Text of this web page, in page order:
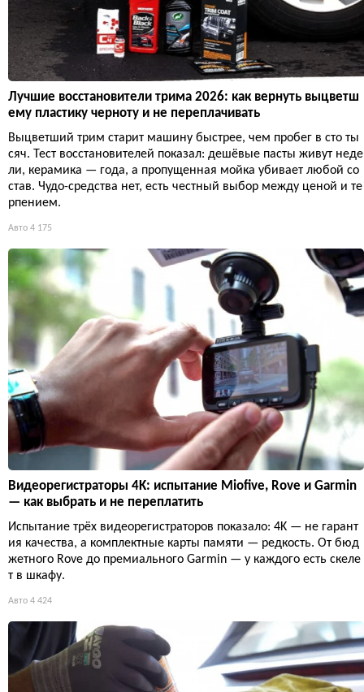
Лучшие восстановители трима 2026: как вернуть выцветш
ему пластику черноту и не переплачивать
Выцветший трим старит машину быстрее, чем пробег в сто ты
сяч. Тест восстановителей показал: дешёвые пасты живут неде
ли, керамика — года, а пропущенная мойка убивает любой со
став. Чудо-средства нет, есть честный выбор между ценой и те
рпением.
Авто 4 175
Видеорегистраторы 4K: испытание Miofive, Rove и Garmin
— как выбрать и не переплатить
Испытание трёх видеорегистраторов показало: 4K — не гарант
ия качества, а комплектные карты памяти — редкость. От бюд
жетного Rove до премиального Garmin — у каждого есть скеле
т в шкафу.
Авто 4 424